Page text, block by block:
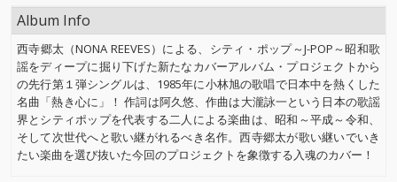
Album Info
西寺郷太（NONA REEVES）による、シティ・ポップ～J-POP～昭和歌
謡をディープに掘り下げた新たなカバーアルバム・プロジェクトから
の先行第１弾シングルは、1985年に小林旭の歌唱で日本中を熱くした
名曲「熱き心に」！ 作詞は阿久悠、作曲は大瀧詠一という日本の歌謡
界とシティポップを代表する二人による楽曲は、昭和～平成～令和、
そして次世代へと歌い継がれるべき名作。西寺郷太が歌い継いでいき
たい楽曲を選び抜いた今回のプロジェクトを象徴する入魂のカバー！